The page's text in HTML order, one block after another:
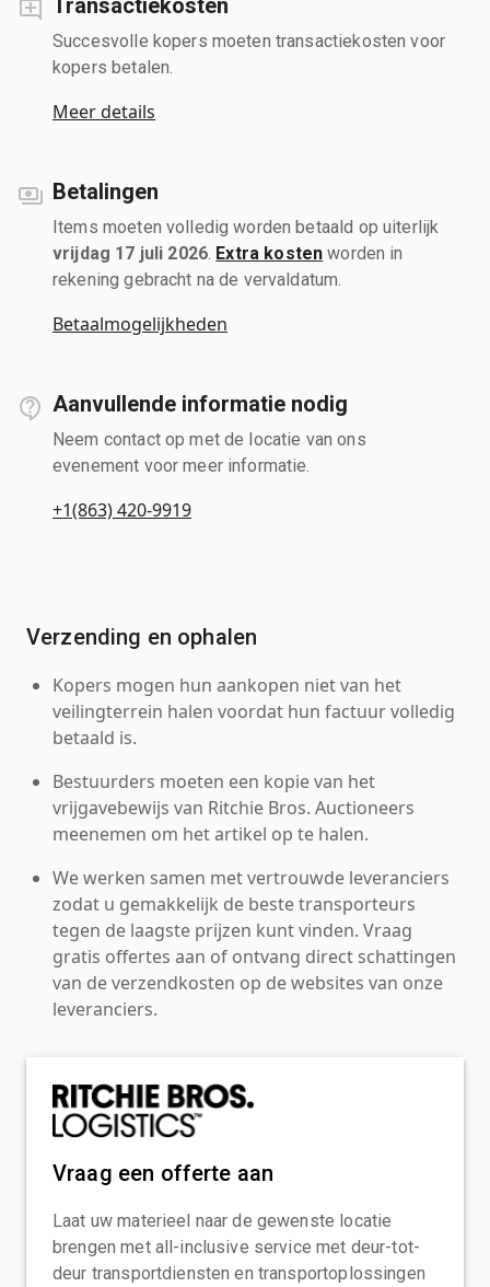
Succesvolle kopers moeten transactiekosten voor
kopers betalen.
Meer details
Betalingen
Items moeten volledig worden betaald op uiterlijk
vrijdag 17 juli 2026 Extra kosten worden in
rekening gebracht na de vervaldatum.
Betaalmogelijkheden
Aanvullende informatie nodig
Neem contact op met de locatie van ons
evenement voor meer informatie.
+1(863) 420-9919
Verzending en ophalen
Kopers mogen hun aankopen niet van het
veilingterrein halen voordat hun factuur volledig
betaald is.
Bestuurders moeten een kopie van het
vrijgavebewijs van Ritchie Bros. Auctioneers
meenemen om het artikel op te halen.
We werken samen met vertrouwde leveranciers
zodat u gemakkelijk de beste transporteurs
tegen de laagste prijzen kunt vinden. Vraag
gratis offertes aan of ontvang direct schattingen
van de verzendkosten op de websites van onze
leveranciers.
Vraag een offerte aan
Laat uw materieel naar de gewenste locatie
brengen met all-inclusive service met deur-tot-
deur transportdiensten en transportoplossingen